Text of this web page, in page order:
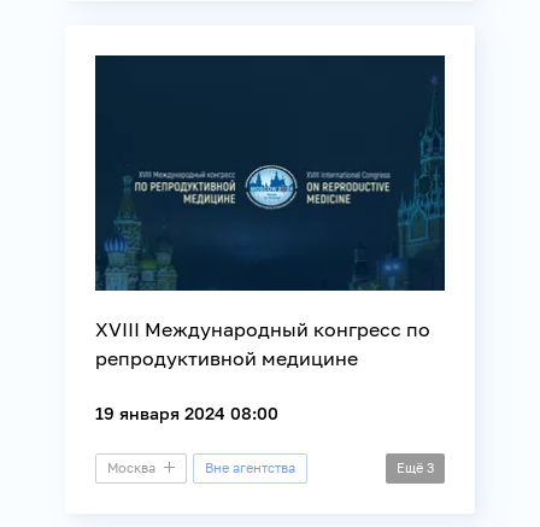
XVIII Международный конгресс по
репродуктивной медицине
19 января 2024 08:00
Москва Вне агентства Ещё 3